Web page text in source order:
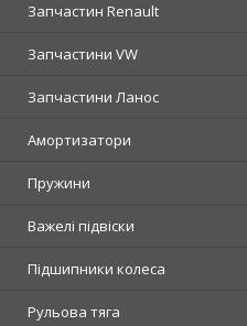
Запчастин Renault
Запчастини VW
Запчастини Ланос
Амортизатори
Пружини
Важелі підвіски
Підшипники колеса
Рульова тяга